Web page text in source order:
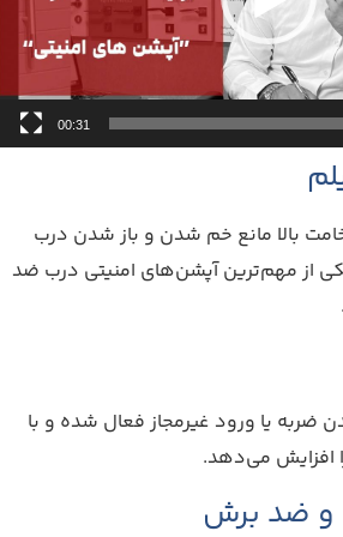
00:31
بالا مانع خم شدن و باز شدن درب
از مهم‌ترین آپشن‌های امنیتی درب ضد
ضربه یا ورود غیرمجاز فعال شده و با
افزایش می‌دهد.
و ضد برش